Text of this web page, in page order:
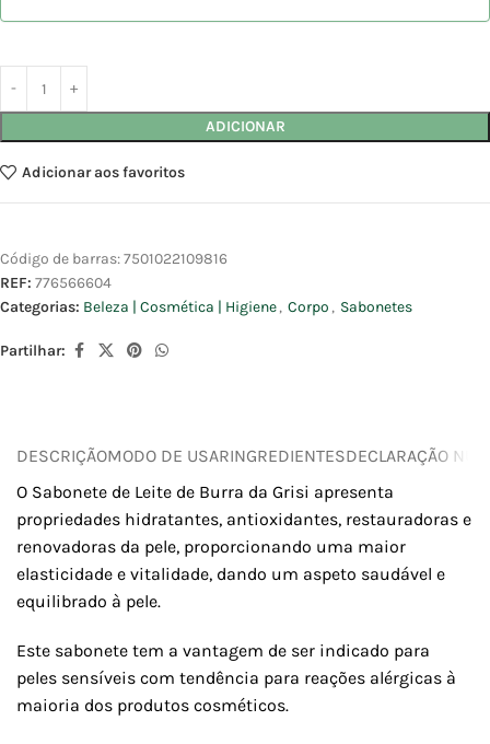
ADICIONAR
Adicionar aos favoritos
Código de barras:7501022109816
REF: 776566604
Categorias: Beleza | Cosmética | Higiene, Corpo , Sabonetes
Partilhar:
DESCRIÇÃOMODO DE USARINGREDIENTESDECLARAÇÃO
O Sabonete de Leite de Burra da Grisi apresenta
propriedades hidratantes, antioxidantes, restauradoras e
renovadoras da pele, proporcionando uma maior
elasticidade e vitalidade, dando um aspeto saudável e
equilibrado à pele.
Este sabonete tem a vantagem de ser indicado para
peles sensíveis com tendência para reações alérgicas à
maioria dos produtos cosméticos.